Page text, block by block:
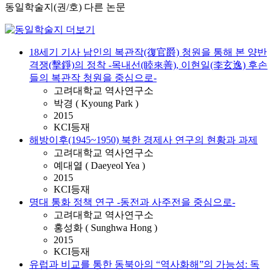
동일학술지(권/호) 다른 논문
18세기 기사 남인의 복관작(復官爵) 청원을 통해 본 양반
격쟁(擊錚)의 정착 -목내선(睦來善), 이현일(李玄逸) 후손
들의 복관작 청원을 중심으로-
고려대학교 역사연구소
박경 ( Kyoung Park )
2015
KCI등재
해방이후(1945~1950) 북한 경제사 연구의 현황과 과제
고려대학교 역사연구소
예대열 ( Daeyeol Yea )
2015
KCI등재
명대 통화 정책 연구 -동전과 사주전을 중심으로-
고려대학교 역사연구소
홍성화 ( Sunghwa Hong )
2015
KCI등재
유럽과 비교를 통한 동북아의 “역사화해”의 가능성: 독